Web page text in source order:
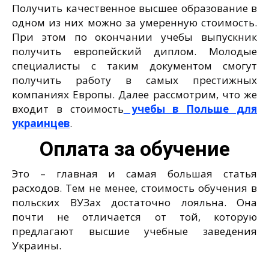
Получить качественное высшее образование в
одном из них можно за умеренную стоимость.
При этом по окончании учебы выпускник
получить европейский диплом. Молодые
специалисты с таким документом смогут
получить работу в самых престижных
компаниях Европы. Далее рассмотрим, что же
входит в стоимость учебы в Польше для
украинцев.
Оплата за обучение
Это – главная и самая большая статья
расходов. Тем не менее, стоимость обучения в
польских ВУЗах достаточно лояльна. Она
почти не отличается от той, которую
предлагают высшие учебные заведения
Украины.